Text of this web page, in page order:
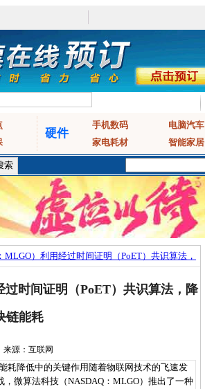
硬件
手机数码
电脑汽车
家电耗材
智能家居
MLGO）利用经过时间证明（PoET）共识算法，
时间证明（PoET）共识算法，降
链能耗
来源：互联网
降低中的关键作用随着物联网技术的飞速发
微算法科技（NASDAQ：MLGO）推出了一种